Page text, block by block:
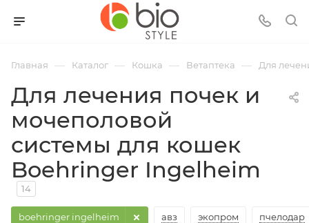
Главная — Каталог — Кошка — Ветаптека — Для
Для лечения почек и
мочеполовой
системы для кошек
Boehringer Ingelheim
14
авз экопром пчелодар
boehringer ingelheim